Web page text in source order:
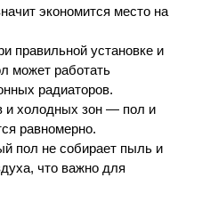
экономится место на
правильной установке и
может работать
радиаторов.
и холодных зон — пол и
равномерно.
пол не собирает пыль и
что важно для